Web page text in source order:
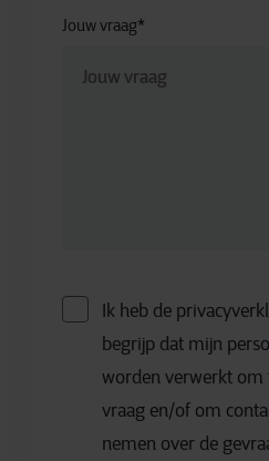
Jouw vraag*
Ik heb de
begrijp dat mijn
worden verwerkt om
vraag en/of om
nemen over de